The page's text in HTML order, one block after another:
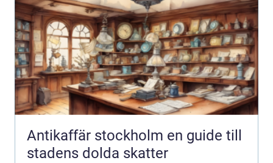
Antikaffär stockholm en guide till
stadens dolda skatter